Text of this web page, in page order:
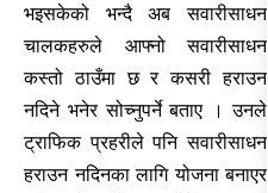
भइसकेको भन्दै अब सवारीसाधन
चालकहरुले आफ्नो सवारीसाधन
कस्तो ठाउँमा छ र कसरी हराउन
नदिने भनेर सोच्नुपर्ने बताए । उनले
ट्राफिक प्रहरीले पनि सवारीसाधन
हराउन नदिनका लागि योजना बनाएर